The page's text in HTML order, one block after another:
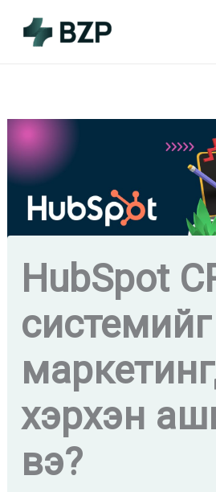
HubSpot
системийг
хэрхэн
вэ?